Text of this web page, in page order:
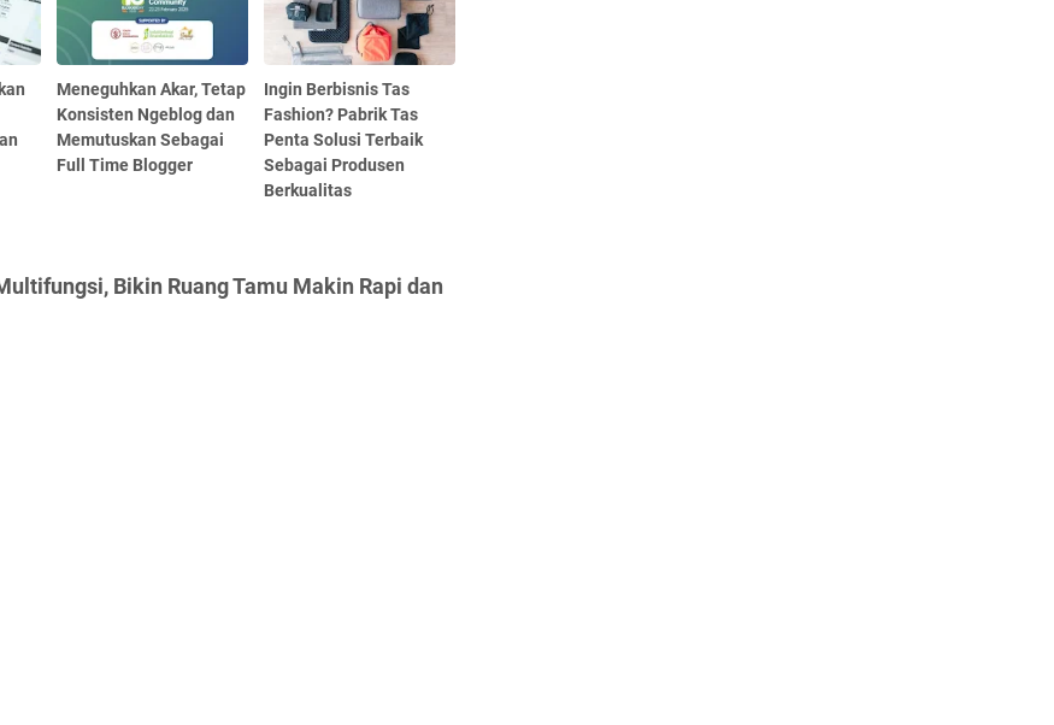
Meneguhkan Akar, Tetap
Konsisten Ngeblog dan
Memutuskan Sebagai
Full Time Blogger
Ingin Berbisnis Tas
Fashion? Pabrik Tas
Penta Solusi Terbaik
Sebagai Produsen
Berkualitas
Bikin Ruang Tamu Makin Rapi dan